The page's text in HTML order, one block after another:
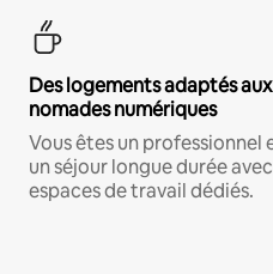
Des logements adaptés
nomades numériques
Vous êtes un professionnel
un séjour longue durée
espaces de travail dédiés.